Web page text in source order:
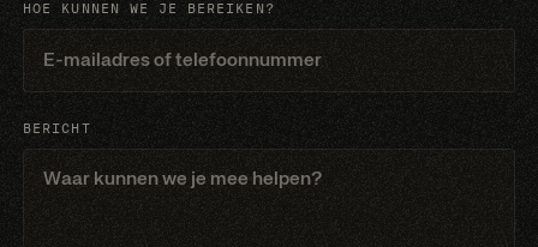
HOE KUNNEN WE JE BEREIKEN?
BERICHT